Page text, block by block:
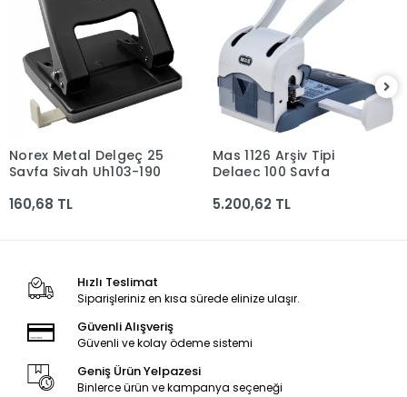
Sepete Ekle
Norex Metal Delgeç 25
Sayfa Siyah Uh103-190
160,68 TL
Sepete Ekle
Mas 1126 Arşiv Tipi
Delgeç 100 Sayfa
5.200,62 TL
Hızlı Teslimat
Siparişleriniz en kısa sürede elinize ulaşır.
Güvenli Alışveriş
Güvenli ve kolay ödeme sistemi
Geniş Ürün Yelpazesi
Binlerce ürün ve kampanya seçeneği